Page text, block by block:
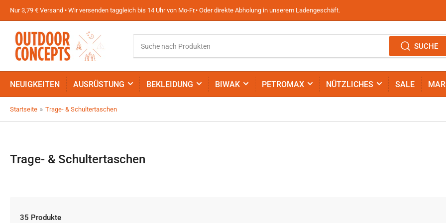
Nur 3,79 € Versand • Wir versenden taggleich bis 14 Uhr von Mo-Fr.• Oder direkte Abholung in unserem Ladengeschäft.
nach
Produkten
SUCHE
NEUIGKEITEN AUSRÜSTUNG BEKLEIDUNG BIWAK PETROMAX NÜTZLICHES SALE
Startseite » Trage- & Schultertaschen
Trage- & Schultertaschen
35 Produkte